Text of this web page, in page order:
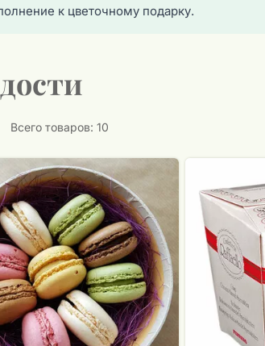
к цветочному подарку.
Всего товаров: 10
конфеты